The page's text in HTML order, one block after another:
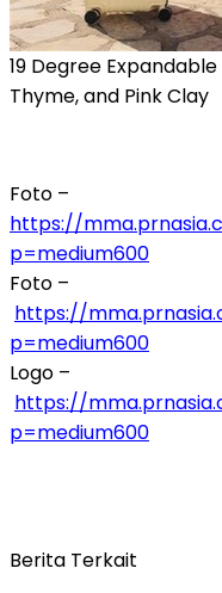
19 Degree
Thyme, and Pink Clay
Foto –
https://
p=medium600
Foto –
https://
p=medium600
Logo –
https://
p=medium600
Berita Terkait